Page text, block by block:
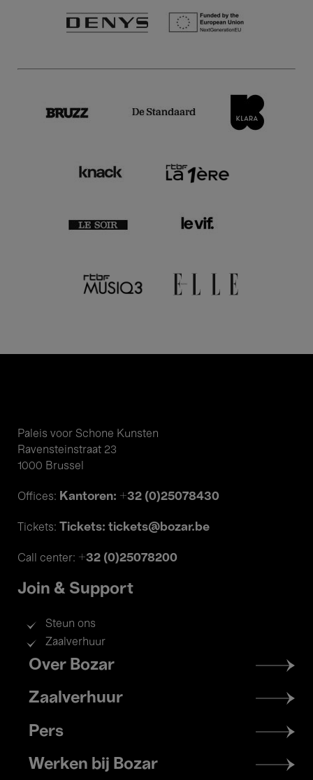
Paleis voor Schone Kunsten
Ravensteinstraat 23
1000 Brussel
Offices: Kantoren: +32 (0)25078430
Tickets: Tickets: tickets@bozar.be
Call center: +32 (0)25078200
Join & Support
Steun ons
Zaalverhuur
Footer
menu
Over Bozar
Zaalverhuur
Pers
Werken bij Bozar